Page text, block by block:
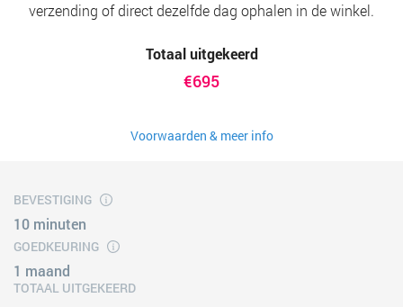
verzending of direct dezelfde dag ophalen in de winkel.
Totaal uitgekeerd
€695
Voorwaarden & meer info
BEVESTIGING
10 minuten
GOEDKEURING
1 maand
TOTAAL UITGEKEERD